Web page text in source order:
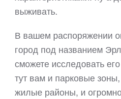
выживать.
В вашем распоряжении
город под названием
сможете исследовать
тут вам и парковые
жилые районы, и